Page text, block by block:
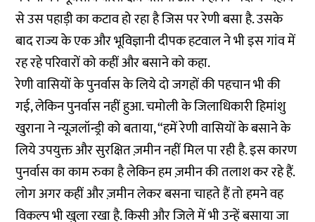
से उस पहाड़ी का कटाव हो रहा है जिस पर रेणी बसा है. उसके
बाद राज्य के एक और भूविज्ञानी दीपक हटवाल ने भी इस गांव में
रह रहे परिवारों को कहीं और बसाने को कहा.
रेणी वासियों के पुनर्वास के लिये दो जगहों की पहचान भी की
गई, लेकिन पुनर्वास नहीं हुआ. चमोली के जिलाधिकारी हिमांशु
खुराना ने न्यूज़लॉन्ड्री को बताया, “हमें रेणी वासियों के बसाने के
लिये उपयुक्त और सुरक्षित ज़मीन नहीं मिल पा रही है. इस कारण
पुनर्वास का काम रुका है लेकिन हम ज़मीन की तलाश कर रहे हैं.
लोग अगर कहीं और ज़मीन लेकर बसना चाहते हैं तो हमने वह
विकल्प भी खुला रखा है. किसी और जिले में भी उन्हें बसाया जा